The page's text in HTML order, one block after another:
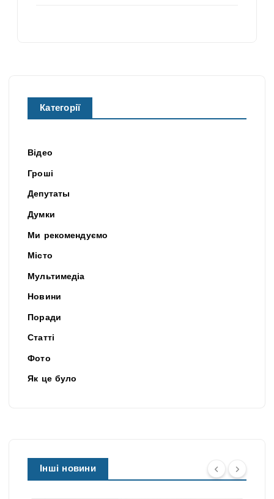
Категорії
Відео
Гроші
Депутаты
Думки
Ми рекомендуємо
Місто
Мультимедіа
Новини
Поради
Статті
Фото
Як це було
Інші новини